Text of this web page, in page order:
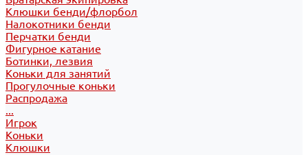
Клюшки бенди/флорбол
Налокотники бенди
Перчатки бенди
Фигурное катание
Ботинки, лезвия
Коньки для занятий
Прогулочные коньки
Распродажа
...
Игрок
Коньки
Клюшки